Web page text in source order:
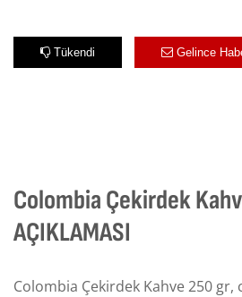
Tükendi Gelince
Colombia Çekirdek
AÇIKLAMASI
Colombia Çekirdek Kahve 250 gr,